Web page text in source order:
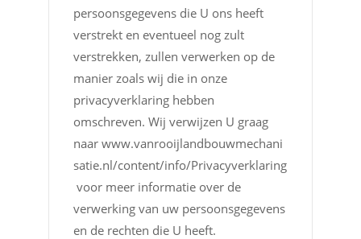
persoonsgegevens die U ons heeft
verstrekt en eventueel nog zult
verstrekken, zullen verwerken op de
manier zoals wij die in onze
privacyverklaring hebben
omschreven. Wij verwijzen U graag
naar www.vanrooijlandbouwmechani
satie.nl/content/info/Privacyverklaring
voor meer informatie over de
verwerking van uw persoonsgegevens
en de rechten die U heeft.